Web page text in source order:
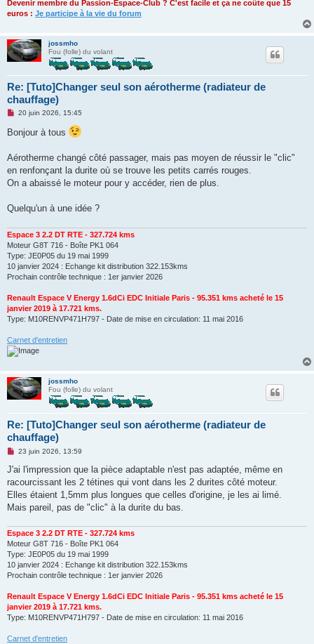
Devenir membre du Passion-Espace-Club ? C'est facile et ça ne coûte que 15
euros : Je participe à la vie du forum
jossmho
Fou (folle) du volant
Re: [Tuto]Changer seul son aérotherme (radiateur de
chauffage)
M
s
s
g
e
n
o
n
u
20 juin 2026, 15:45
Bonjour à tous
Aérotherme changé côté passager, mais pas moyen de réussir le "clic"
en renfonçant la durite où se trouve les petits carrés rouges.
On a abaissé le moteur pour y accéder, rien de plus.
Quelqu'un à une idée ?
Espace 3 2.2 DT RTE - 327.724 kms
Moteur G8T 716 - Boîte PK1 064
Type: JE0P05 du 19 mai 1999
10 janvier 2024 : Echange kit distribution 322.153kms
Prochain contrôle technique : 1er janvier 2026
Renault Espace V Energy 1.6dCi EDC Initiale Paris - 95.351 kms acheté le 15
janvier 2019 à 17.721 kms.
Type: M10RENVP471H797 - Date de mise en circulation: 11 mai 2016
Carnet d'entretien
jossmho
Fou (folle) du volant
Re: [Tuto]Changer seul son aérotherme (radiateur de
chauffage)
M
s
a
g
n
n
l
u
23 juin 2026, 13:59
J'ai l'impression que la pièce adaptable n'est pas adaptée, même en
racourcissant les 2 tétines qui vont dans les 2 durites côté moteur.
Elles étaient 1,5mm plus longues que celles d'origine, je les ai limé.
Mais pareil, pas de "clic" à la durite du bas.
Espace 3 2.2 DT RTE - 327.724 kms
Moteur G8T 716 - Boîte PK1 064
Type: JE0P05 du 19 mai 1999
10 janvier 2024 : Echange kit distribution 322.153kms
Prochain contrôle technique : 1er janvier 2026
Renault Espace V Energy 1.6dCi EDC Initiale Paris - 95.351 kms acheté le 15
janvier 2019 à 17.721 kms.
Type: M10RENVP471H797 - Date de mise en circulation: 11 mai 2016
Carnet d'entretien